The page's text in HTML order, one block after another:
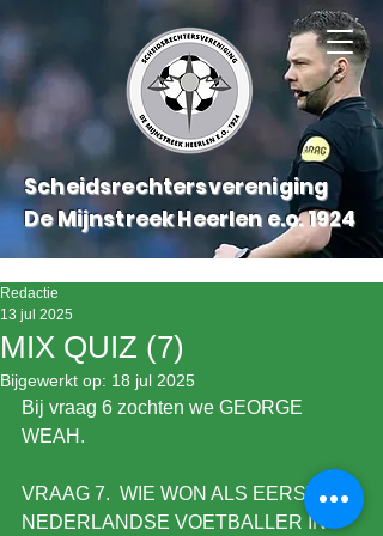
Scheidsrechtersvereniging
De Mijnstreek Heerlen e.o.1924
MIX QUIZ (7)
Redactie
13 jul 2025
Bijgewerkt op: 18 jul 2025
Bij vraag 6 zochten we GEORGE
WEAH.
VRAAG 7.  WIE WON ALS EERSTE
NEDERLANDSE VOETBALLER IN